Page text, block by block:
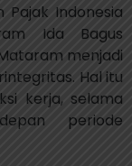
Pajak Indonesia
Ida Bagus
menjadi
Hal itu
kerja, selama
periode